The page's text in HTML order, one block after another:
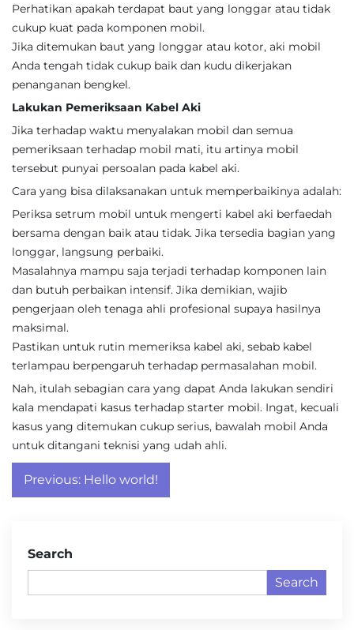
Perhatikan apakah terdapat baut yang longgar atau tidak
cukup kuat pada komponen mobil.
Jika ditemukan baut yang longgar atau kotor, aki mobil
Anda tengah tidak cukup baik dan kudu dikerjakan
penanganan bengkel.
Lakukan Pemeriksaan Kabel Aki
Jika terhadap waktu menyalakan mobil dan semua
pemeriksaan terhadap mobil mati, itu artinya mobil
tersebut punyai persoalan pada kabel aki.
Cara yang bisa dilaksanakan untuk memperbaikinya adalah:
Periksa setrum mobil untuk mengerti kabel aki berfaedah
bersama dengan baik atau tidak. Jika tersedia bagian yang
longgar, langsung perbaiki.
Masalahnya mampu saja terjadi terhadap komponen lain
dan butuh perbaikan intensif. Jika demikian, wajib
pengerjaan oleh tenaga ahli profesional supaya hasilnya
maksimal.
Pastikan untuk rutin memeriksa kabel aki, sebab kabel
terlampau berpengaruh terhadap permasalahan mobil.
Nah, itulah sebagian cara yang dapat Anda lakukan sendiri
kala mendapati kasus terhadap starter mobil. Ingat, kecuali
kasus yang ditemukan cukup serius, bawalah mobil Anda
untuk ditangani teknisi yang udah ahli.
Post
navigation
Previous: Hello world!
Search
Search